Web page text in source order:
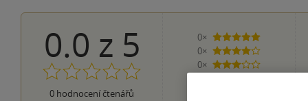
0.0 z 5
0 hodnocení čtenářů
0×
5 hvězdiček
0×
4 hvězdičky
0×
3 hvězdičky